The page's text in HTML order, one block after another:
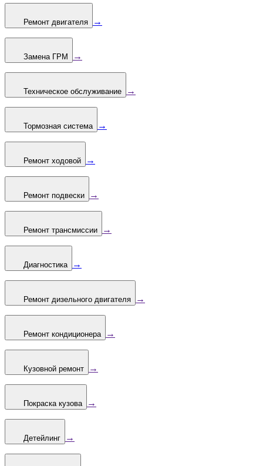
Ремонт двигателя →
Замена ГРМ →
Техническое обслуживание →
Тормозная система →
Ремонт ходовой →
Ремонт подвески →
Ремонт трансмиссии →
Диагностика →
Ремонт дизельного двигателя →
Ремонт кондиционера →
Кузовной ремонт →
Покраска кузова →
Детейлинг →